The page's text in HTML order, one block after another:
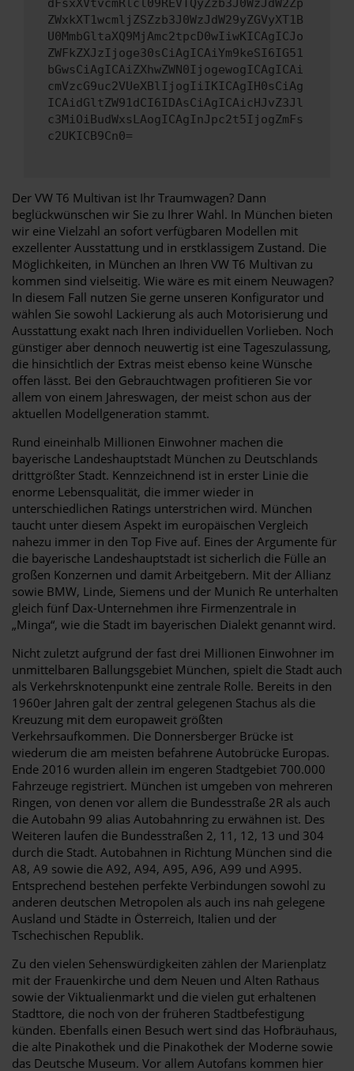
dFsxXVtvcmRlcl09REVTQyZzb3J0WzJdW2Zp
ZWxkXT1wcmljZSZzb3J0WzJdW29yZGVyXT1B
U0MmbGltaXQ9MjAmc2tpcD0wIiwKICAgICJo
ZWFkZXJzIjoge30sCiAgICAiYm9keSI6IG51
bGwsCiAgICAiZXhwZWN0IjogewogICAgICAi
cmVzcG9uc2VUeXBlIjogIiIKICAgIH0sCiAg
ICAidGltZW91dCI6IDAsCiAgICAicHJvZ3Jl
c3MiOiBudWxsLAogICAgInJpc2t5IjogZmFs
c2UKICB9Cn0=
Der VW T6 Multivan ist Ihr Traumwagen? Dann
beglückwünschen wir Sie zu Ihrer Wahl. In München bieten
wir eine Vielzahl an sofort verfügbaren Modellen mit
exzellenter Ausstattung und in erstklassigem Zustand. Die
Möglichkeiten, in München an Ihren VW T6 Multivan zu
kommen sind vielseitig. Wie wäre es mit einem Neuwagen?
In diesem Fall nutzen Sie gerne unseren Konfigurator und
wählen Sie sowohl Lackierung als auch Motorisierung und
Ausstattung exakt nach Ihren individuellen Vorlieben. Noch
günstiger aber dennoch neuwertig ist eine Tageszulassung,
die hinsichtlich der Extras meist ebenso keine Wünsche
offen lässt. Bei den Gebrauchtwagen profitieren Sie vor
allem von einem Jahreswagen, der meist schon aus der
aktuellen Modellgeneration stammt.
Rund eineinhalb Millionen Einwohner machen die
bayerische Landeshauptstadt München zu Deutschlands
drittgrößter Stadt. Kennzeichnend ist in erster Linie die
enorme Lebensqualität, die immer wieder in
unterschiedlichen Ratings unterstrichen wird. München
taucht unter diesem Aspekt im europäischen Vergleich
nahezu immer in den Top Five auf. Eines der Argumente für
die bayerische Landeshauptstadt ist sicherlich die Fülle an
großen Konzernen und damit Arbeitgebern. Mit der Allianz
sowie BMW, Linde, Siemens und der Munich Re unterhalten
gleich fünf Dax-Unternehmen ihre Firmenzentrale in
„Minga“, wie die Stadt im bayerischen Dialekt genannt wird.
Nicht zuletzt aufgrund der fast drei Millionen Einwohner im
unmittelbaren Ballungsgebiet München, spielt die Stadt auch
als Verkehrsknotenpunkt eine zentrale Rolle. Bereits in den
1960er Jahren galt der zentral gelegenen Stachus als die
Kreuzung mit dem europaweit größten
Verkehrsaufkommen. Die Donnersberger Brücke ist
wiederum die am meisten befahrene Autobrücke Europas.
Ende 2016 wurden allein im engeren Stadtgebiet 700.000
Fahrzeuge registriert. München ist umgeben von mehreren
Ringen, von denen vor allem die Bundesstraße 2R als auch
die Autobahn 99 alias Autobahnring zu erwähnen ist. Des
Weiteren laufen die Bundesstraßen 2, 11, 12, 13 und 304
durch die Stadt. Autobahnen in Richtung München sind die
A8, A9 sowie die A92, A94, A95, A96, A99 und A995.
Entsprechend bestehen perfekte Verbindungen sowohl zu
anderen deutschen Metropolen als auch ins nah gelegene
Ausland und Städte in Österreich, Italien und der
Tschechischen Republik.
Zu den vielen Sehenswürdigkeiten zählen der Marienplatz
mit der Frauenkirche und dem Neuen und Alten Rathaus
sowie der Viktualienmarkt und die vielen gut erhaltenen
Stadttore, die noch von der früheren Stadtbefestigung
künden. Ebenfalls einen Besuch wert sind das Hofbräuhaus,
die alte Pinakothek und die Pinakothek der Moderne sowie
das Deutsche Museum. Vor allem Autofans kommen hier